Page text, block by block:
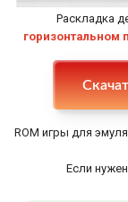
Раскладка
горизонтальном
ROM игры для
Если